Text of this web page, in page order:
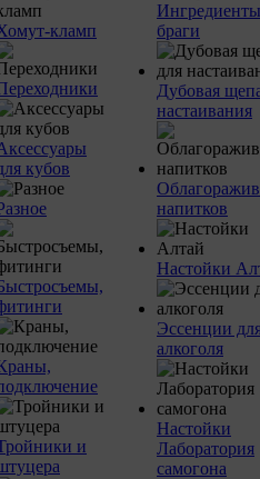
кламп
кубов
и
браги
Дубовая
настаивания
напитков
Настойки
Эссенции
алкоголя
Настойки
Лаборатория
самогона